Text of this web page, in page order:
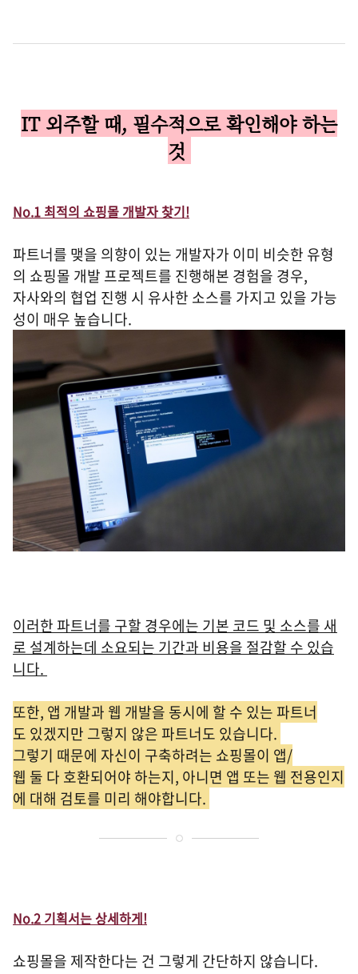
IT 외주할 때, 필수적으로 확인해야 하는
것
No.1 최적의 쇼핑몰 개발자 찾기!
파트너를 맺을 의향이 있는 개발자가 이미 비슷한 유형
의 쇼핑몰 개발 프로젝트를 진행해본 경험을 경우,
자사와의 협업 진행 시 유사한 소스를 가지고 있을 가능
성이 매우 높습니다.
이러한 파트너를 구할 경우에는 기본 코드 및 소스를 새
로 설계하는데 소요되는 기간과 비용을 절감할 수 있습
니다.
또한, 앱 개발과 웹 개발을 동시에 할 수 있는 파트너
도 있겠지만 그렇지 않은 파트너도 있습니다.
그렇기 때문에 자신이 구축하려는 쇼핑몰이 앱/
웹 둘 다 호환되어야 하는지, 아니면 앱 또는 웹 전용인지
에 대해 검토를 미리 해야합니다.
No.2 기획서는 상세하게!
쇼핑몰을 제작한다는 건 그렇게 간단하지 않습니다.